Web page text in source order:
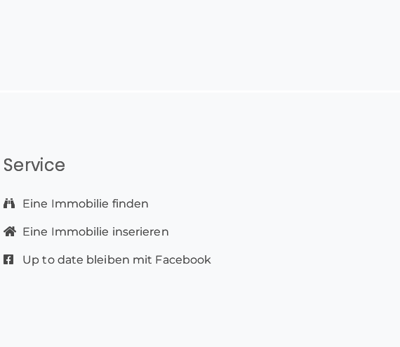
Service
Eine Immobilie finden
Eine Immobilie inserieren
Up to date bleiben mit Facebook